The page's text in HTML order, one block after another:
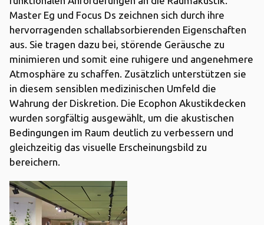
Master Eg und Focus Ds zeichnen sich durch ihre
hervorragenden schallabsorbierenden Eigenschaften
aus. Sie tragen dazu bei, störende Geräusche zu
minimieren und somit eine ruhigere und angenehmere
Atmosphäre zu schaffen. Zusätzlich unterstützen sie
in diesem sensiblen medizinischen Umfeld die
Wahrung der Diskretion. Die Ecophon Akustikdecken
wurden sorgfältig ausgewählt, um die akustischen
Bedingungen im Raum deutlich zu verbessern und
gleichzeitig das visuelle Erscheinungsbild zu
bereichern.